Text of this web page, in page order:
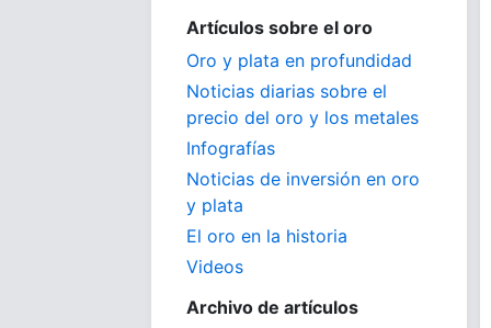
Artículos sobre el oro
Oro y plata en profundidad
Noticias diarias sobre el
precio del oro y los metales
Infografías
Noticias de inversión en oro
y plata
El oro en la historia
Videos
Archivo de artículos